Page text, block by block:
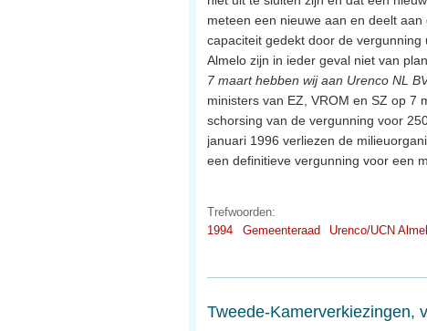
meteen een nieuwe aan en deelt
capaciteit gedekt door de
Almelo zijn in ieder geval niet van
7 maart hebben wij aan Urenco NL
ministers van EZ, VROM en SZ op 7
schorsing van de vergunning voor
januari 1996 verliezen de
een definitieve vergunning voor een
Trefwoorden:
1994
Gemeenteraad Urenco/UCN
Tweede-Kamerverkiezingen,